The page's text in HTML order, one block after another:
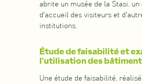
abrite un musée de la Stasi, un
d'accueil des visiteurs et
institutions.
Étude de faisabilité et
l'utilisation des
Une étude de faisabilité,